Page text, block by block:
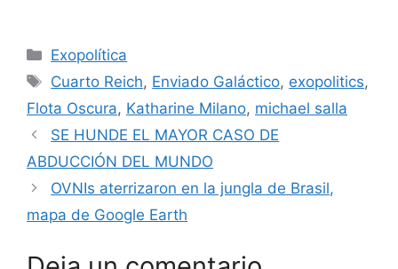
Categorías
Exopolítica
Etiquetas
Cuarto Reich, Enviado Galáctico, exopolitics,
Flota Oscura, Katharine Milano, michael salla
SE HUNDE EL MAYOR CASO DE
ABDUCCIÓN DEL MUNDO
OVNIs aterrizaron en la jungla de Brasil,
mapa de Google Earth